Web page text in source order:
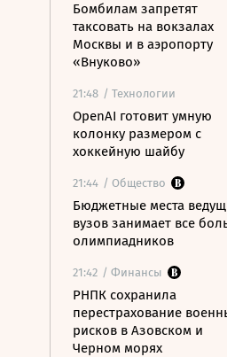
Бомбилам запретят
таксовать на вокзалах
Москвы и в аэропорту
«Внуково»
21:48 / Технологии
OpenAI готовит умную
колонку размером с
хоккейную шайбу
21:44 / Общество
Бюджетные места
вузов занимает все
олимпиадников
21:42 / Финансы
РНПК сохранила
перестрахование
рисков в Азовском и
Черном морях